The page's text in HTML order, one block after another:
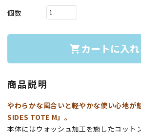
個数
shopping_cart カートに入
商品説明
やわらかな風合いと軽やかな使い心地が
SIDES TOTE M」。
本体にはウォッシュ加工を施したコット